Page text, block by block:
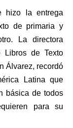
hizo la entrega
de primaria y
La directora
Libros de Texto
Álvarez, recordó
Latina que
básica de todos
para su